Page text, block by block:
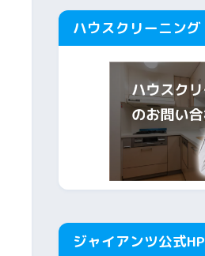
ハウスクリーニング
ジャイアンツ公式HP